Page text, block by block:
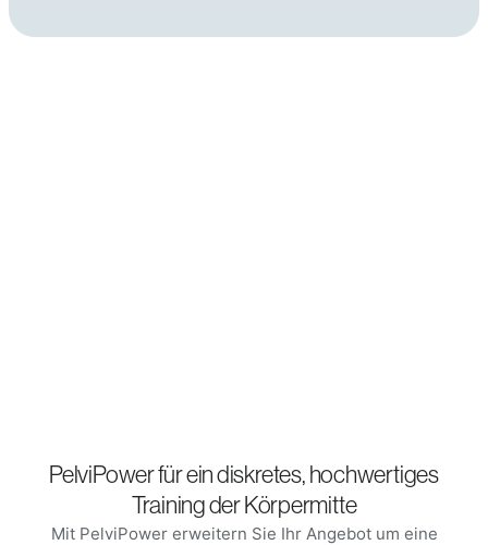
PelviPower für ein diskretes, hochwertiges
Training der Körpermitte
Mit PelviPower erweitern Sie Ihr Angebot um eine